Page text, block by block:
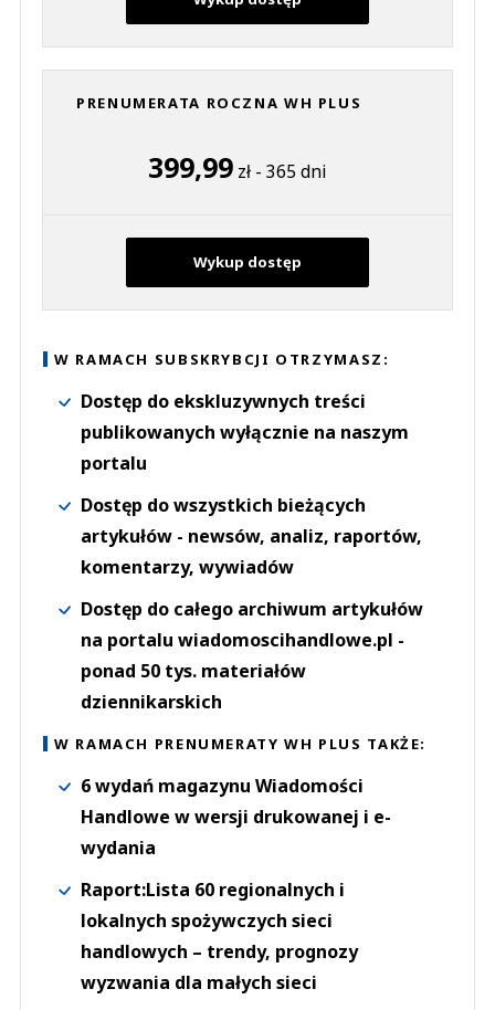
PRENUMERATA ROCZNA WH PLUS
399,99zł - 365 dni
Wykup dostęp
W RAMACH SUBSKRYBCJI OTRZYMASZ:
Dostęp do ekskluzywnych treści
publikowanych wyłącznie na naszym
portalu
Dostęp do wszystkich bieżących
artykułów - newsów, analiz, raportów,
komentarzy, wywiadów
Dostęp do całego archiwum artykułów
na portalu wiadomoscihandlowe.pl -
ponad 50 tys. materiałów
dziennikarskich
W RAMACH PRENUMERATY WH PLUS TAKŻE:
6 wydań magazynu Wiadomości
Handlowe w wersji drukowanej i e-
wydania
Raport:Lista 60 regionalnych i
lokalnych spożywczych sieci
handlowych – trendy, prognozy
wyzwania dla małych sieci